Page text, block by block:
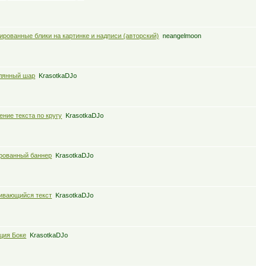
блики на картинке и надписи (авторский)
neangelmoon
шар KrasotkaDJo
текста по кругу KrasotkaDJo
баннер KrasotkaDJo
текст KrasotkaDJo
Боке KrasotkaDJo